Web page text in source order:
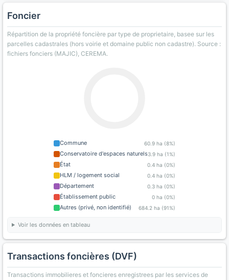
Foncier
Répartition de la propriété foncière par type de proprietaire, basee sur les
parcelles cadastrales (hors voirie et domaine public non cadastre). Source :
fichiers fonciers (MAJIC), CEREMA.
Commune 60.9 ha (8%)
Conservatoire d'espaces naturels3.9 ha (1%)
État 0.4 ha (0%)
HLM / logement social 0.4 ha (0%)
Département 0.3 ha (0%)
Établissement public 0 ha (0%)
Autres (privé, non identifié) 684.2 ha (91%)
Voir les données en tableau
Transactions foncières (DVF)
Transactions immobilieres et foncieres enregistrees par les services de